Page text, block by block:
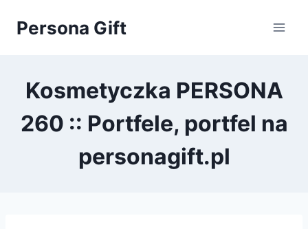
Persona Gift
Kosmetyczka PERSONA
260 :: Portfele, portfel na
personagift.pl